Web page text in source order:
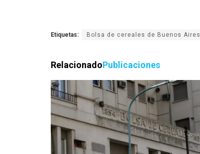
Etiquetas: Bolsa de cereales de Buenos Aires
RelacionadoPublicaciones